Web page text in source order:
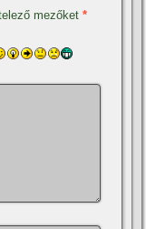
mezőket*